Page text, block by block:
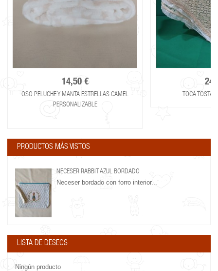
14,50 €
OSO PELUCHE Y MANTA ESTRELLAS CAMEL
PERSONALIZABLE
TOCA
PRODUCTOS MÁS VISTOS
NECESER RABBIT AZUL BORDADO
Neceser bordado con forro interior...
LISTA DE DESEOS
Ningún producto